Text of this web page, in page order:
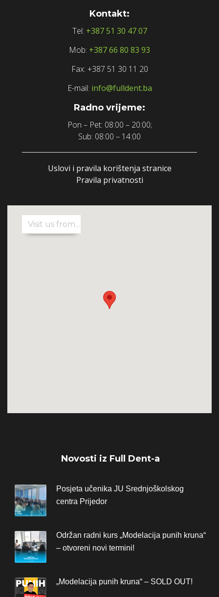
Kontakt:
Tel: +387 51 30 47 07
Mob: +387 66 80 83 93
Fax: +387 51 30 11 20
E-mail: info@fulldent.ba
Radno vrijeme:
Pon – Pet: 08:00 – 20:00;
Sub: 08:00 – 14:00
Uslovi i pravila korištenja stranice
Pravila privatnosti
Novosti iz Full Dent-a
Posjeta učenika JU Srednjoškolskog
centra Prijedor
Održan radni kurs „Modelacija punih kruna“
– otvoreni novi termini!
„Modelacija punih kruna“ – SOLD OUT!